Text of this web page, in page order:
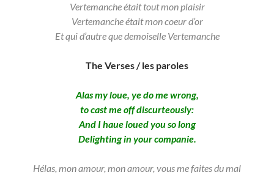
Vertemanche était tout mon plaisir
Vertemanche était mon coeur d’or
Et qui d’autre que demoiselle Vertemanche
The Verses / les paroles
Alas my loue, ye do me wrong,
to cast me off discurteously:
And I haue loued you so long
Delighting in your companie.
Hélas, mon amour, mon amour, vous me faites du mal